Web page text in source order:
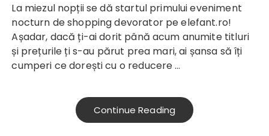
La miezul nopții se dă startul primului eveniment
nocturn de shopping devorator peelefant.ro!
Așadar, dacă ți-ai dorit până acum anumite titluri
și prețurile ți s-au părut prea mari, ai șansa să îți
cumperi ce dorești cu o reducere …
Continue Reading